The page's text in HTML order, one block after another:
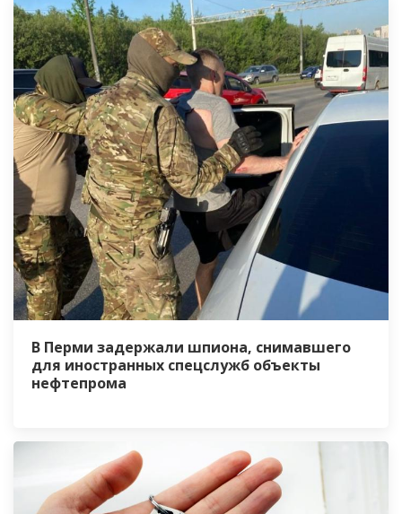
В Перми задержали шпиона, снимавшего
для иностранных спецслужб объекты
нефтепрома